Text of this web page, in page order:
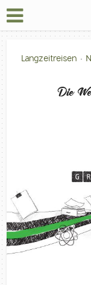
Langzeitreisen •
Die